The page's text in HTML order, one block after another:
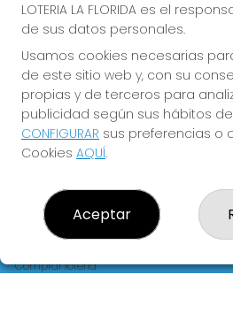
COMPRA EN
Y QUE LAS
LOTERIA LA FLORIDA
Comprar lotería
LOTERIA LA FLORIDA es el
de sus datos personales.
Usamos cookies necesarias
de este sitio web y, con su
propias y de terceros para
publicidad según sus hábitos
CONFIGURAR sus preferencias o
Cookies AQUÍ.
Aceptar